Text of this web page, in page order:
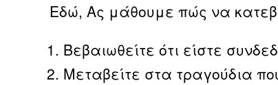
Εδώ, Ας μάθουμε πώς να
Βεβαιωθείτε ότι είστε
Μεταβείτε στα τραγούδια